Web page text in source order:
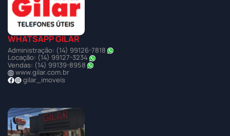
WHATSAPP GILAR
Administração: (14) 99126-7818
Locação: (14) 99127-3234
Vendas: (14) 99139-8958
www.gilar.com.br
gilar_imoveis